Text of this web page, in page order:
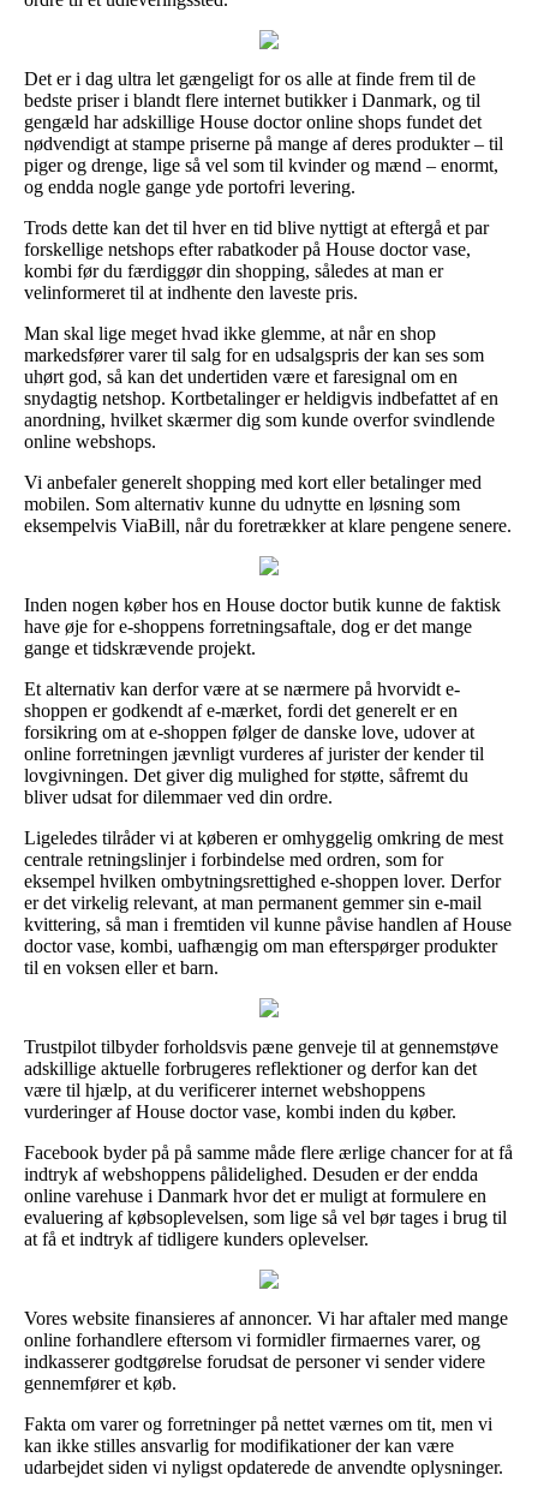
Det er i dag ultra let gængeligt for os alle at finde frem til de
bedste priser i blandt flere internet butikker i Danmark, og til
gengæld har adskillige House doctor online shops fundet det
nødvendigt at stampe priserne på mange af deres produkter – til
piger og drenge, lige så vel som til kvinder og mænd – enormt,
og endda nogle gange yde portofri levering.
Trods dette kan det til hver en tid blive nyttigt at eftergå et par
forskellige netshops efter rabatkoder på House doctor vase,
kombi før du færdiggør din shopping, således at man er
velinformeret til at indhente den laveste pris.
Man skal lige meget hvad ikke glemme, at når en shop
markedsfører varer til salg for en udsalgspris der kan ses som
uhørt god, så kan det undertiden være et faresignal om en
snydagtig netshop. Kortbetalinger er heldigvis indbefattet af en
anordning, hvilket skærmer dig som kunde overfor svindlende
online webshops.
Vi anbefaler generelt shopping med kort eller betalinger med
mobilen. Som alternativ kunne du udnytte en løsning som
eksempelvis ViaBill, når du foretrækker at klare pengene senere.
Inden nogen køber hos en House doctor butik kunne de faktisk
have øje for e-shoppens forretningsaftale, dog er det mange
gange et tidskrævende projekt.
Et alternativ kan derfor være at se nærmere på hvorvidt e-
shoppen er godkendt af e-mærket, fordi det generelt er en
forsikring om at e-shoppen følger de danske love, udover at
online forretningen jævnligt vurderes af jurister der kender til
lovgivningen. Det giver dig mulighed for støtte, såfremt du
bliver udsat for dilemmaer ved din ordre.
Ligeledes tilråder vi at køberen er omhyggelig omkring de mest
centrale retningslinjer i forbindelse med ordren, som for
eksempel hvilken ombytningsrettighed e-shoppen lover. Derfor
er det virkelig relevant, at man permanent gemmer sin e-mail
kvittering, så man i fremtiden vil kunne påvise handlen af House
doctor vase, kombi, uafhængig om man efterspørger produkter
til en voksen eller et barn.
Trustpilot tilbyder forholdsvis pæne genveje til at gennemstøve
adskillige aktuelle forbrugeres reflektioner og derfor kan det
være til hjælp, at du verificerer internet webshoppens
vurderinger af House doctor vase, kombi inden du køber.
Facebook byder på på samme måde flere ærlige chancer for at få
indtryk af webshoppens pålidelighed. Desuden er der endda
online varehuse i Danmark hvor det er muligt at formulere en
evaluering af købsoplevelsen, som lige så vel bør tages i brug til
at få et indtryk af tidligere kunders oplevelser.
Vores website finansieres af annoncer. Vi har aftaler med mange
online forhandlere eftersom vi formidler firmaernes varer, og
indkasserer godtgørelse forudsat de personer vi sender videre
gennemfører et køb.
Fakta om varer og forretninger på nettet værnes om tit, men vi
kan ikke stilles ansvarlig for modifikationer der kan være
udarbejdet siden vi nyligst opdaterede de anvendte oplysninger.